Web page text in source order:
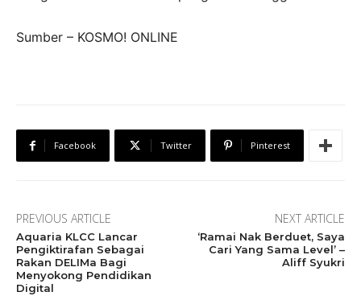
Sumber – KOSMO! ONLINE
Facebook Twitter Pinterest
PREVIOUS ARTICLE
Aquaria KLCC Lancar
Pengiktirafan Sebagai
Rakan DELIMa Bagi
Menyokong Pendidikan
Digital
NEXT ARTICLE
‘Ramai Nak Berduet, Saya
Cari Yang Sama Level’ –
Aliff Syukri